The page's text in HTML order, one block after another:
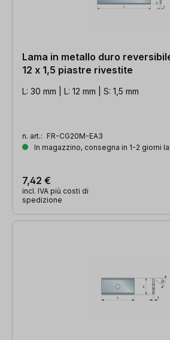
Lama in metallo duro
12 x 1,5 piastre rivestite
L: 30 mm | L: 12 mm | S: 1,5 mm
n. art.: FR-CG20M-EA3
In magazzino, consegna in 1-2 giorni
7,42 €
incl. IVA più costi di
spedizione